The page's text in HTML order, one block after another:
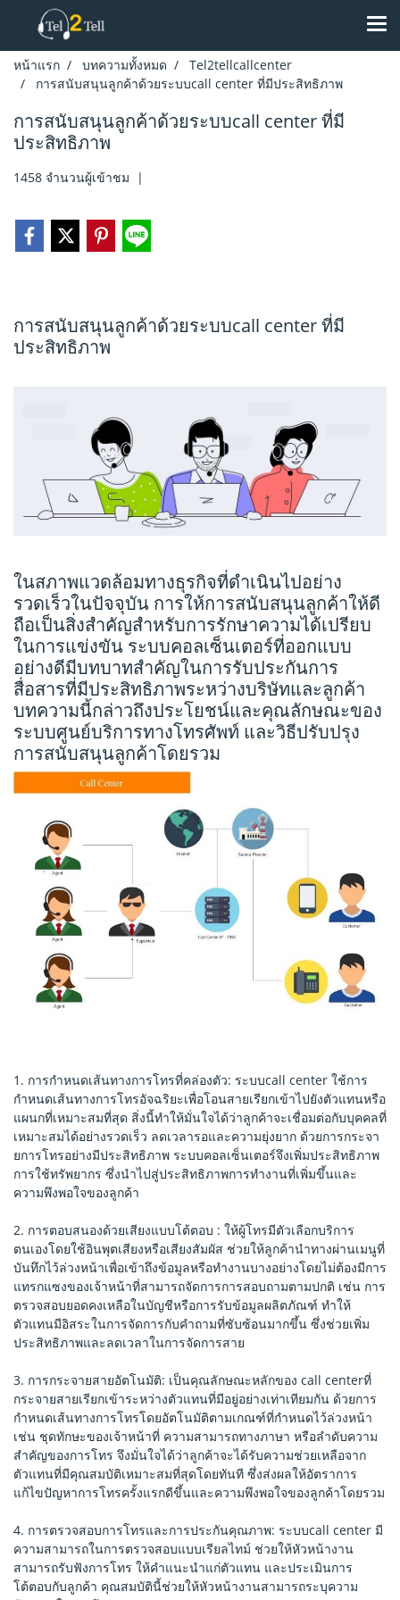
หน้าแรก บทความทั้งหมด
Tel2tellcallcenter
การสนับสนุนลูกค้าด้วยระบบcall center ที่มีประสิทธิภาพ
การสนับสนุนลูกค้าด้วยระบบcall center ที่มี
ประสิทธิภาพ
1458 จำนวนผู้เข้าชม |
การสนับสนุนลูกค้าด้วยระบบcall center ที่มี
ประสิทธิภาพ
ในสภาพแวดล้อมทางธุรกิจที่ดำเนินไปอย่าง
รวดเร็วในปัจจุบัน การให้การสนับสนุนลูกค้าให้ดี
ถือเป็นสิ่งสำคัญสำหรับการรักษาความได้เปรียบ
ในการแข่งขัน ระบบคอลเซ็นเตอร์ที่ออกแบบ
อย่างดีมีบทบาทสำคัญในการรับประกันการ
สื่อสารที่มีประสิทธิภาพระหว่างบริษัทและลูกค้า
บทความนี้กล่าวถึงประโยชน์และคุณลักษณะของ
ระบบศูนย์บริการทางโทรศัพท์ และวิธีปรับปรุง
การสนับสนุนลูกค้าโดยรวม
1. การกำหนดเส้นทางการโทรที่คล่องตัว: ระบบcall center ใช้การ
กำหนดเส้นทางการโทรอัจฉริยะเพื่อโอนสายเรียกเข้าไปยังตัวแทนหรือ
แผนกที่เหมาะสมที่สุด สิ่งนี้ทำให้มั่นใจได้ว่าลูกค้าจะเชื่อมต่อกับบุคคลที่
เหมาะสมได้อย่างรวดเร็ว ลดเวลารอและความยุ่งยาก ด้วยการกระจา
ยการโทรอย่างมีประสิทธิภาพ ระบบคอลเซ็นเตอร์จึงเพิ่มประสิทธิภาพ
การใช้ทรัพยากร ซึ่งนำไปสู่ประสิทธิภาพการทำงานที่เพิ่มขึ้นและ
ความพึงพอใจของลูกค้า
2. การตอบสนองด้วยเสียงแบบโต้ตอบ : ให้ผู้โทรมีตัวเลือกบริการ
ตนเองโดยใช้อินพุตเสียงหรือเสียงสัมผัส ช่วยให้ลูกค้านำทางผ่านเมนูที่
บันทึกไว้ล่วงหน้าเพื่อเข้าถึงข้อมูลหรือทำงานบางอย่างโดยไม่ต้องมีการ
แทรกแซงของเจ้าหน้าที่สามารถจัดการการสอบถามตามปกติ เช่น การ
ตรวจสอบยอดคงเหลือในบัญชีหรือการรับข้อมูลผลิตภัณฑ์ ทำให้
ตัวแทนมีอิสระในการจัดการกับคำถามที่ซับซ้อนมากขึ้น ซึ่งช่วยเพิ่ม
ประสิทธิภาพและลดเวลาในการจัดการสาย
3. การกระจายสายอัตโนมัติ: เป็นคุณลักษณะหลักของ call centerที่
กระจายสายเรียกเข้าระหว่างตัวแทนที่มีอยู่อย่างเท่าเทียมกัน ด้วยการ
กำหนดเส้นทางการโทรโดยอัตโนมัติตามเกณฑ์ที่กำหนดไว้ล่วงหน้า
เช่น ชุดทักษะของเจ้าหน้าที่ ความสามารถทางภาษา หรือลำดับความ
สำคัญของการโทร จึงมั่นใจได้ว่าลูกค้าจะได้รับความช่วยเหลือจาก
ตัวแทนที่มีคุณสมบัติเหมาะสมที่สุดโดยทันที ซึ่งส่งผลให้อัตราการ
แก้ไขปัญหาการโทรครั้งแรกดีขึ้นและความพึงพอใจของลูกค้าโดยรวม
4. การตรวจสอบการโทรและการประกันคุณภาพ: ระบบcall center มี
ความสามารถในการตรวจสอบแบบเรียลไทม์ ช่วยให้หัวหน้างาน
สามารถรับฟังการโทร ให้คำแนะนำแก่ตัวแทน และประเมินการ
โต้ตอบกับลูกค้า คุณสมบัตินี้ช่วยให้หัวหน้างานสามารถระบุความ